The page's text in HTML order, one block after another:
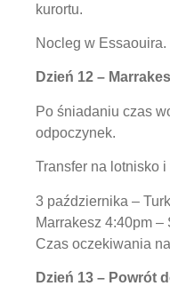
kurortu.
Nocleg w Essaouira.
Dzień 12 –
Po śniadaniu czas
odpoczynek.
Transfer na lotnisko
3 października –
Marrakesz 4:40pm –
Czas oczekiwania
Dzień 13 – Powrót